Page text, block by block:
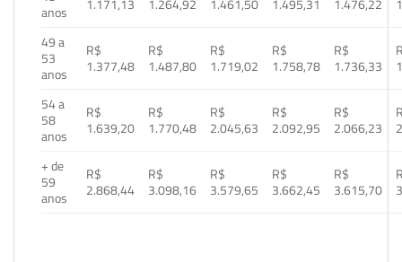
anos
1.171,13
1.264,92
1.461,50
1.495,31
1.476,22
49 a
53
anos
R$
1.377,48
R$
1.487,80
R$
1.719,02
R$
1.758,78
R$
1.736,33
54 a
58
anos
R$
1.639,20
R$
1.770,48
R$
2.045,63
R$
2.092,95
R$
2.066,23
+ de
59
anos
R$
2.868,44
R$
3.098,16
R$
3.579,65
R$
3.662,45
R$
3.615,70